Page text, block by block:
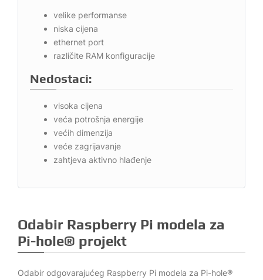
velike performanse
niska cijena
ethernet port
različite RAM konfiguracije
Nedostaci:
visoka cijena
veća potrošnja energije
većih dimenzija
veće zagrijavanje
zahtjeva aktivno hlađenje
Odabir Raspberry Pi modela za
Pi-hole® projekt
Odabir odgovarajućeg Raspberry Pi modela za Pi-hole®